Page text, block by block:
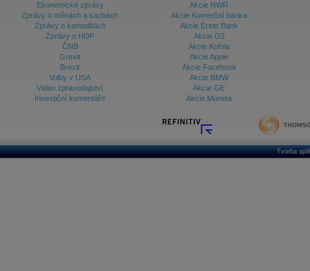
Ekonomické zprávy
Zprávy o měnách a sazbách
Zprávy o komoditách
Zprávy o HDP
ČNB
Grexit
Brexit
Volby v USA
Video zpravodajství
Investiční komentáře
Akcie NWR
Akcie Komerční banka
Akcie Erste Bank
Akcie O2
Akcie Kofola
Akcie Apple
Akcie Facebook
Akcie BMW
Akcie GE
Akcie Moneta
Tvorba